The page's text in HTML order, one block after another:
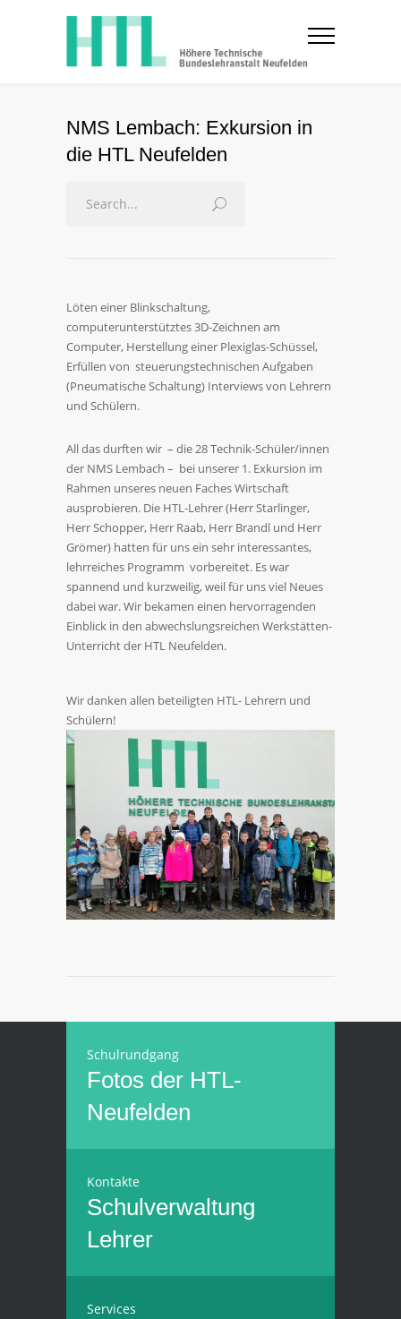
NMS Lembach: Exkursion in
die HTL Neufelden
Löten einer Blinkschaltung,
computerunterstütztes 3D-Zeichnen am
Computer, Herstellung einer Plexiglas-Schüssel,
Erfüllen von steuerungstechnischen Aufgaben
(Pneumatische Schaltung) Interviews von Lehrern
und Schülern.
All das durften wir – die 28 Technik-Schüler/innen
der NMS Lembach – bei unserer 1. Exkursion im
Rahmen unseres neuen Faches Wirtschaft
ausprobieren. Die HTL-Lehrer (Herr Starlinger,
Herr Schopper, Herr Raab, Herr Brandl und Herr
Grömer) hatten für uns ein sehr interessantes,
lehrreiches Programm vorbereitet. Es war
spannend und kurzweilig, weil für uns viel Neues
dabei war. Wir bekamen einen hervorragenden
Einblick in den abwechslungsreichen Werkstätten-
Unterricht der HTL Neufelden.
Wir danken allen beteiligten HTL- Lehrern und
Schülern!
Schulrundgang
Fotos der HTL-
Neufelden
Kontakte
Schulverwaltung
Lehrer
Services